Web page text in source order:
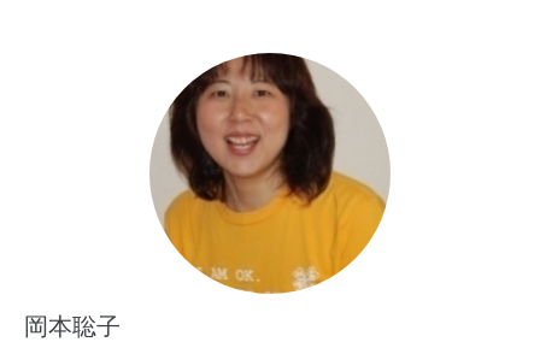
2012年 独自のオリジナルブランドBABY BATICAを設立
現在も音のある環境と家族、仲間と過ごし刺激ある毎日を
BAGDAD CAFE THE ternch town
進化を続けるCREATE集団！
関西を代表する大所帯REGGAE BAND、BAGDAD CAFE
THE trench town。
岡本聡子